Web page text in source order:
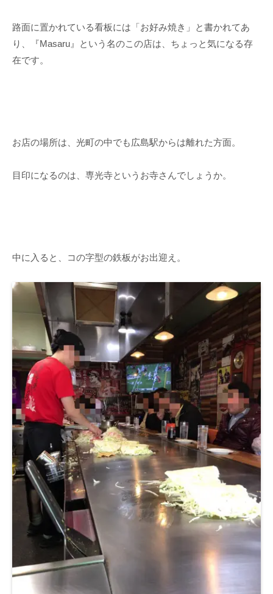
路面に置かれている看板には「お好み焼き」と書かれてあ
り、『Masaru』という名のこの店は、ちょっと気になる存
在です。
お店の場所は、光町の中でも広島駅からは離れた方面。
目印になるのは、専光寺というお寺さんでしょうか。
中に入ると、コの字型の鉄板がお出迎え。